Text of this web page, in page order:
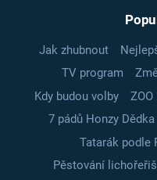
Jak zhubnout
TV program
Kdy budou volby
7 pádů Honzy Dědka
Tatarák podle
Pěstování